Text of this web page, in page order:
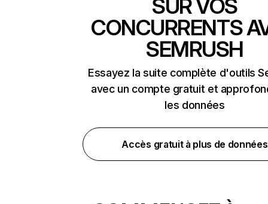
SUR VOS
CONCURRENTS
SEMRUSH
Essayez la suite complète d'outils
avec un compte gratuit et
les données
Accès gratuit à plus de données